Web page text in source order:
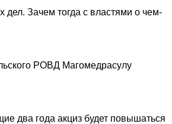
Зачем тогда с властями о чем-
РОВД Магомедрасулу
два года акциз будет повышаться